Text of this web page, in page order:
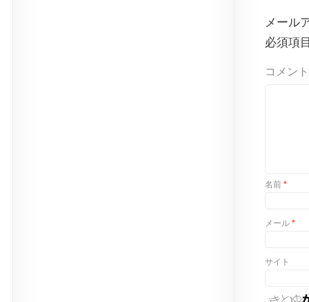
メール
必須項
コメント
名前 *
メール *
サイト